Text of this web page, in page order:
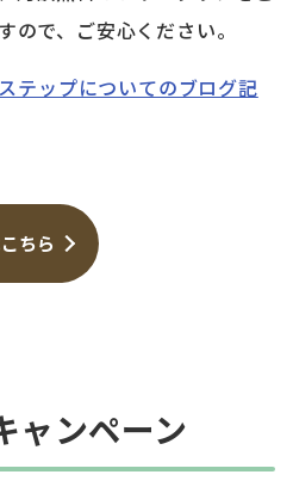
ので、ご安心ください。
テップについてのブログ記
ちら
ャンペーン